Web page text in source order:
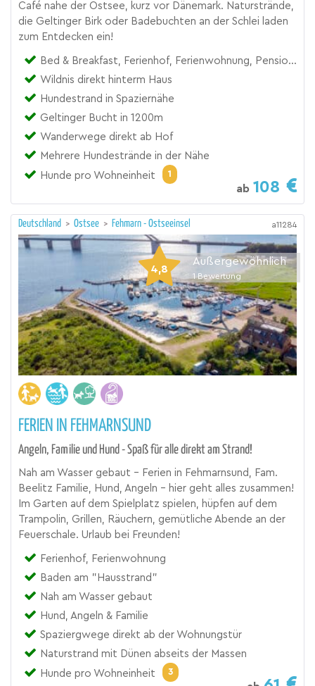
Café nahe der Ostsee, kurz vor Dänemark. Naturstrände,
die Geltinger Birk oder Badebuchten an der Schlei laden
zum Entdecken ein!
Bed & Breakfast, Ferienhof, Ferienwohnung, Pension, Zimmer
Wildnis direkt hinterm Haus
Hundestrand in Spaziernähe
Geltinger Bucht in 1200m
Wanderwege direkt ab Hof
Mehrere Hundestrände in der Nähe
Hunde pro Wohneinheit
1
ab 108
Deutschland > Ostsee > Fehmarn - Ostseeinsel a11284
4,8
Außergewöhnlich
1 Bewertung
FERIEN IN FEHMARNSUND
Angeln, Familie und Hund - Spaß für alle direkt am Strand!
Nah am Wasser gebaut - Ferien in Fehmarnsund, Fam.
Beelitz Familie, Hund, Angeln - hier geht alles zusammen!
Im Garten auf dem Spielplatz spielen, hüpfen auf dem
Trampolin, Grillen, Räuchern, gemütliche Abende an der
Feuerschale. Urlaub bei Freunden!
Ferienhof, Ferienwohnung
Baden am "Hausstrand"
Nah am Wasser gebaut
Hund, Angeln & Familie
Spaziergwege direkt ab der Wohnungstür
Naturstrand mit Dünen abseits der Massen
Hunde pro Wohneinheit
3